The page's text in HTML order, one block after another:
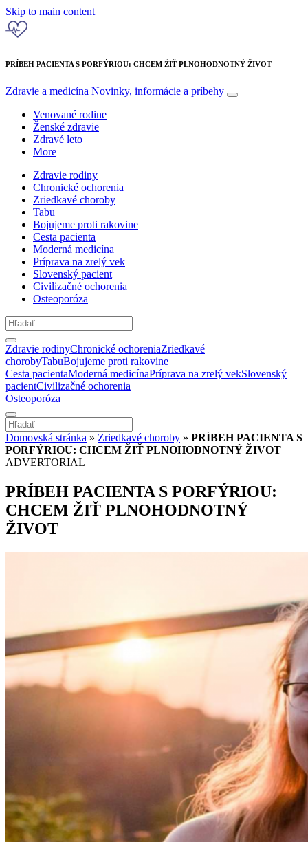
Skip to main content
PRÍBEH PACIENTA S PORFÝRIOU: CHCEM ŽIŤ PLNOHODNOTNÝ ŽIVOT
Zdravie a medicína Novinky, informácie a príbehy
Venované rodine
Ženské zdravie
Zdravé leto
More
Zdravie rodiny
Chronické ochorenia
Zriedkavé choroby
Tabu
Bojujeme proti rakovine
Cesta pacienta
Moderná medicína
Príprava na zrelý vek
Slovenský pacient
Civilizačné ochorenia
Osteoporóza
Zdravie rodinyChronické ochoreniaZriedkavé
chorobyTabuBojujeme proti rakovine
Cesta pacientaModerná medicínaPríprava na zrelý vekSlovenský
pacientCivilizačné ochorenia
Osteoporóza
Domovská stránka » Zriedkavé choroby » PRÍBEH PACIENTA S
PORFÝRIOU: CHCEM ŽIŤ PLNOHODNOTNÝ ŽIVOT
ADVERTORIAL
PRÍBEH PACIENTA S PORFÝRIOU:
CHCEM ŽIŤ PLNOHODNOTNÝ
ŽIVOT